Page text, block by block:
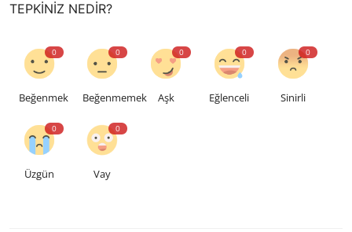
TEPKINIZ NEDIR?
0
Beğenmek
0
Beğenmemek
0
Aşk
0
Eğlenceli
0
Sinirli
0
Üzgün
0
Vay